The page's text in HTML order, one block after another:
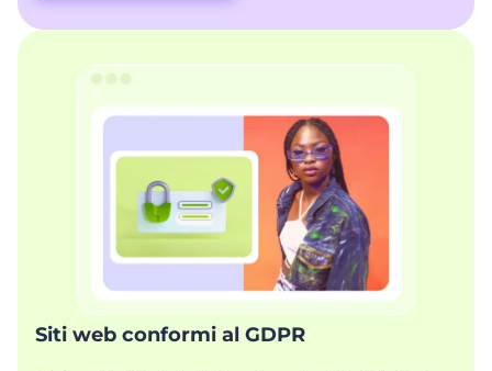
Siti web conformi al GDPR